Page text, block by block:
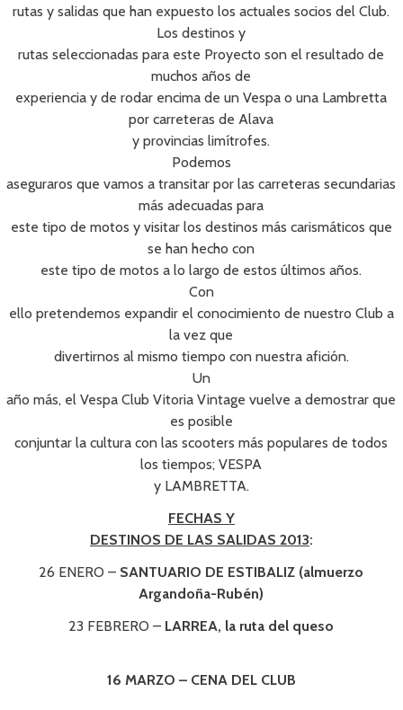
rutas y salidas que han expuesto los actuales socios del Club.
Los destinos y
rutas seleccionadas para este Proyecto son el resultado de
muchos años de
experiencia y de rodar encima de un Vespa o una Lambretta
por carreteras de Alava
y provincias limítrofes.
Podemos
aseguraros que vamos a transitar por las carreteras secundarias
más adecuadas para
este tipo de motos y visitar los destinos más carismáticos que
se han hecho con
este tipo de motos a lo largo de estos últimos años.
Con
ello pretendemos expandir el conocimiento de nuestro Club a
la vez que
divertirnos al mismo tiempo con nuestra afición.
Un
año más, el Vespa Club Vitoria Vintage vuelve a demostrar que
es posible
conjuntar la cultura con las scooters más populares de todos
los tiempos; VESPA
y LAMBRETTA.
FECHAS Y
DESTINOS DE LAS SALIDAS 2013:
26 ENERO – SANTUARIO DE ESTIBALIZ (almuerzo
Argandoña-Rubén)
23 FEBRERO – LARREA, la ruta del queso
16 MARZO – CENA DEL CLUB